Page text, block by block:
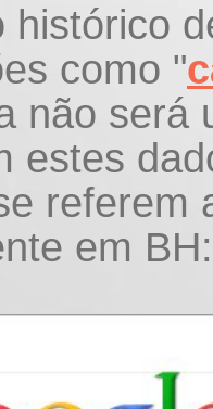
histórico
como "
não será
estes
referem
em BH: